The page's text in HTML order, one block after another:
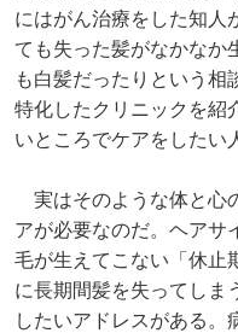
にはがん治療をした知人
ても失った髪がなかなか
も白髪だったりという相
特化したクリニックを紹
いところでケアをしたい
実はそのような体と心
アが必要なのだ。ヘアサ
毛が生えてこない「休止
に長期間髪を失ってしま
したいアドレスがある。